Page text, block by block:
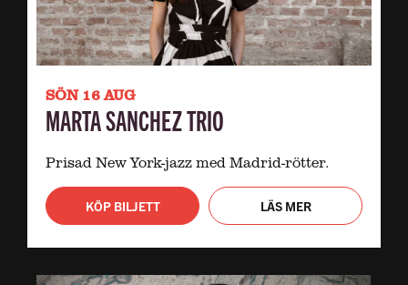
SÖN 16 AUG
MARTA SANCHEZ TRIO
Prisad New York-jazz med Madrid-rötter.
KÖP BILJETT LÄS MER